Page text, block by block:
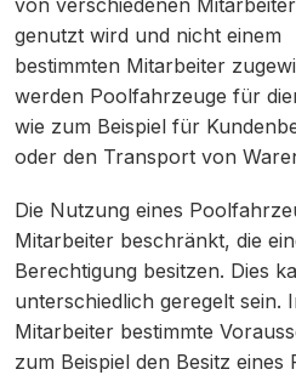
genutzt wird und nicht einem
bestimmten Mitarbeiter
werden Poolfahrzeuge für
wie zum Beispiel für
oder den Transport von
Die Nutzung eines
Mitarbeiter beschränkt, die
Berechtigung besitzen. Dies
unterschiedlich geregelt sein.
Mitarbeiter bestimmte
zum Beispiel den Besitz